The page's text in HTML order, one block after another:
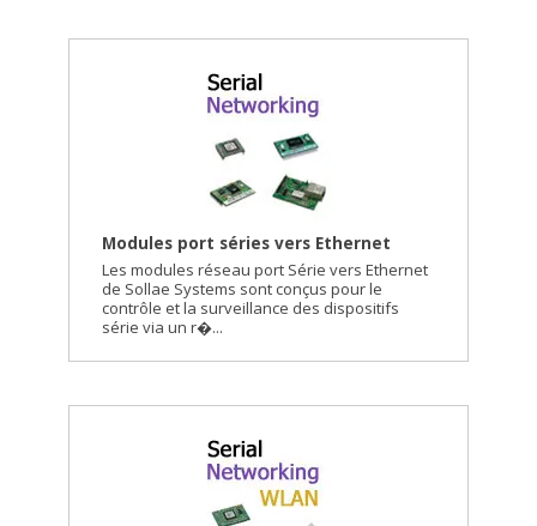
Modules port séries vers Ethernet
Les modules réseau port Série vers Ethernet
de Sollae Systems sont conçus pour le
contrôle et la surveillance des dispositifs
série via un r�...